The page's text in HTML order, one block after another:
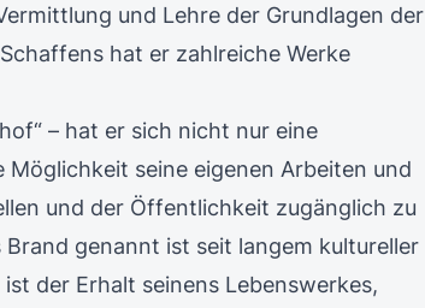
und Lehre der Grundlagen der
hat er zahlreiche Werke
– hat er sich nicht nur eine
seine eigenen Arbeiten und
und der Öffentlichkeit zugänglich zu
genannt ist seit langem kultureller
der Erhalt seinens Lebenswerkes,